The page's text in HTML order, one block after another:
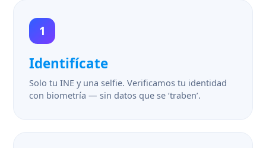
1
Identifícate
Solo tu INE y una selfie. Verificamos tu identidad
con biometría — sin datos que se ‘traben’.